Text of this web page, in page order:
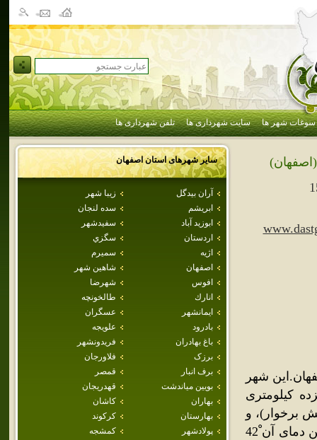
سوغات شهر ها سایت شهرداری ها تلفن شهرداری ها
سایر شهرهای استاناصفهان
آران بيدگل
زيبا شهر
ابريشم
سده لنجان
ابوزيد آباد
سفيدشهر
اردستان
سگزي
اژيه
سميرم
اصفهان
شاهين شهر
افوس
شهرضا
انارك
طالخونچه
ايمانشهر
عسگران
بادرود
علويجه
باغ بهادران
فريدونشهر
برزک
فلاورجان
برف انبار
قمصر
بويين مياندشت
قهدريجان
بهاران
كاشان
بهارستان
كركوند
پولادشهر
كمشجه
(اصفهان)
شهر
در حدود سيزده كيلومترى
برخوار)، و
در دشت بلندى قرار دارد. آب و هواى آن معتدل خشك است. بيشترين دماى آن ْ42